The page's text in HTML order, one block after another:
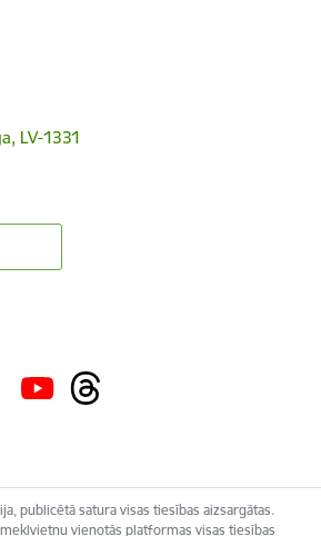
LV-1331
publicētā satura visas tiesības aizsargātas.
vienotās platformas visas tiesības